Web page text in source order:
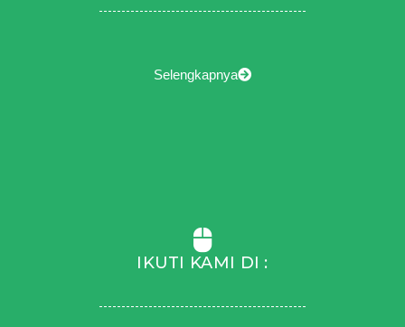
Selengkapnya
IKUTI KAMI DI :